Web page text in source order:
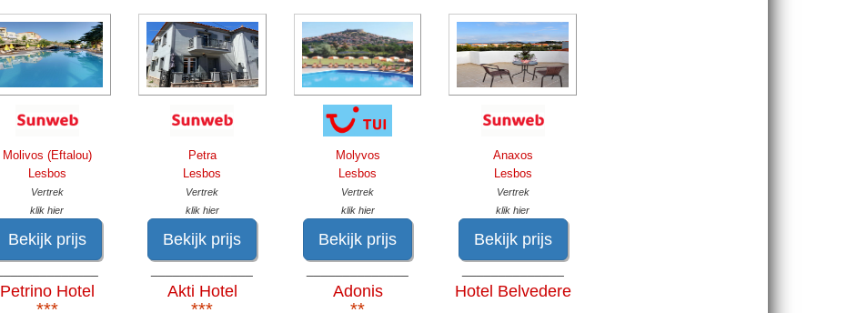
Molivos (Eftalou)
Lesbos
Vertrek
klik hier
Bekijk prijs
Petra
Lesbos
Vertrek
klik hier
Bekijk prijs
Molyvos
Lesbos
Vertrek
klik hier
Bekijk prijs
Anaxos
Lesbos
Vertrek
klik hier
Bekijk prijs
Petrino Hotel Akti Hotel Adonis Hotel Belvedere